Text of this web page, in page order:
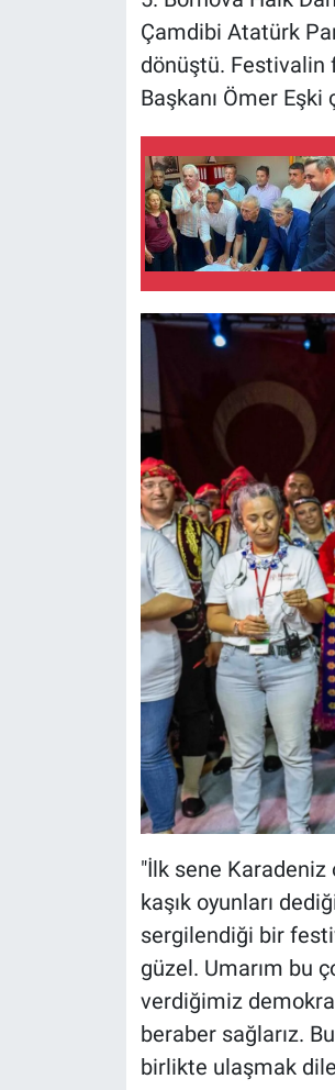
Çamdibi Atatürk
dönüştü. Festivalin
Başkanı Ömer
"İlk sene Karadeniz
kaşık oyunları
sergilendiği bir
güzel. Umarım bu
verdiğimiz
beraber sağlarız.
birlikte ulaşmak